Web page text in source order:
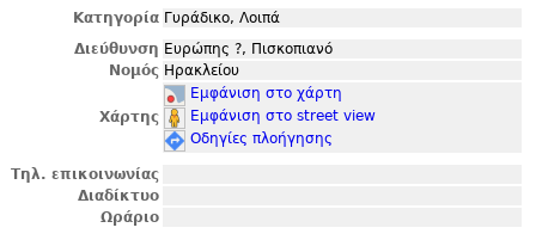
Κατηγορία Γυράδικο, Λοιπά
Διεύθυνση Ευρώπης ?, Πισκοπιανό
Νομός Ηρακλείου
Χάρτης
Εμφάνιση στο χάρτη
Εμφάνιση στο street view
Οδηγίες πλοήγησης
Τηλ. επικοινωνίας
Διαδίκτυο
Ωράριο